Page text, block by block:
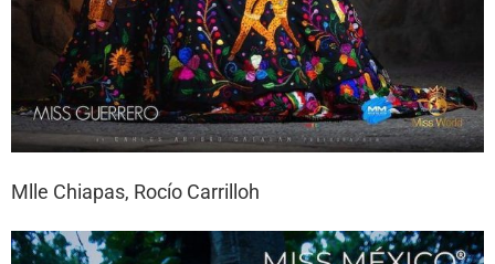
Mlle Chiapas, Rocío Carrilloh